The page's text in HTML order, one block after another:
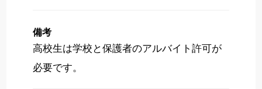
備考
高校生は学校と保護者のアルバイト許可が
必要です。